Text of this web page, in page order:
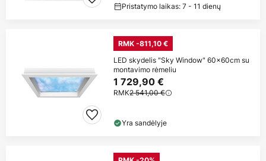
Pristatymo laikas: 7 - 11 dienų
RMK -811,10 €
LED skydelis "Sky Window" 60x60cm su
montavimo rėmeliu
1 729,90 €
RMK2 541,00 €
Yra sandėlyje